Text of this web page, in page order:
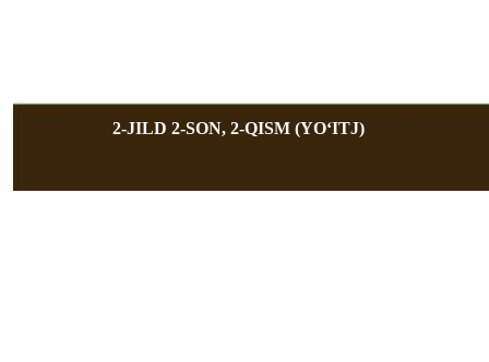
2-JILD 2-SON, 2-QISM (YOʻITJ)